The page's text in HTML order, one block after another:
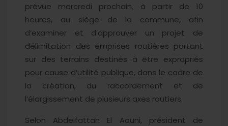
prévue mercredi prochain, à partir de 10
heures, au siège de la commune, afin
d’examiner et d’approuver un projet de
délimitation des emprises routières portant
sur des terrains destinés à être expropriés
pour cause d’utilité publique, dans le cadre de
la création, du raccordement et de
l’élargissement de plusieurs axes routiers.
Selon Abdelfattah El Aouni, président de